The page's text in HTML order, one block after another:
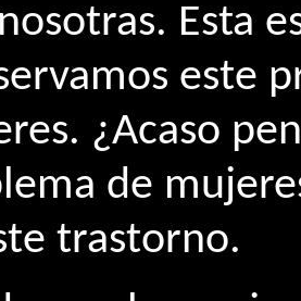
Esta
este
¿Acaso
de
trastorno.